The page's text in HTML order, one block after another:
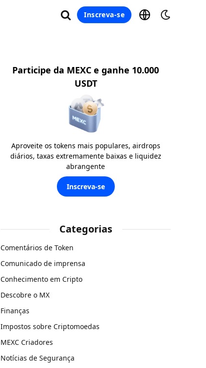
Inscreva-se
Participe da MEXC e ganhe 10.000
USDT
Aproveite os tokens mais populares, airdrops
diários, taxas extremamente baixas e liquidez
abrangente
Inscreva-se
Categorias
Comentários de Token
Comunicado de imprensa
Conhecimento em Cripto
Descobre o MX
Finanças
Impostos sobre Criptomoedas
MEXC Criadores
Notícias de Segurança